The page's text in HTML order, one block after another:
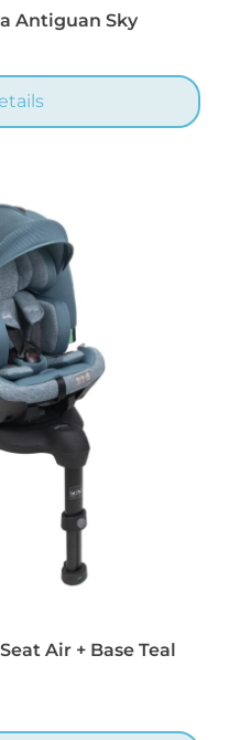
Antiguan Sky
Air + Base Teal